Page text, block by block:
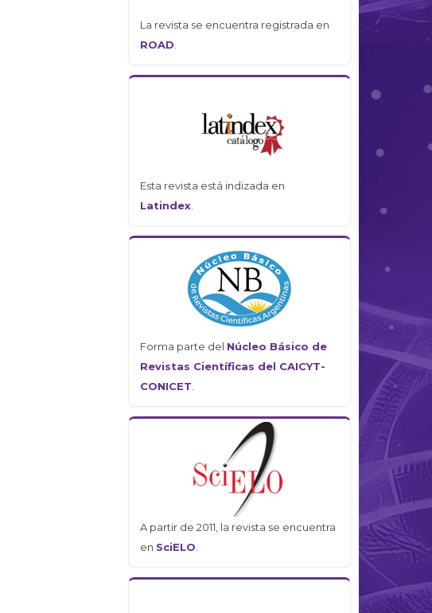
La revista se encuentra registrada en
ROAD.
Esta revista está indizada en
Latindex.
Forma parte del Núcleo Básico de
Revistas Científicas del CAICYT-
CONICET.
A partir de 2011, la revista se encuentra
en SciELO.